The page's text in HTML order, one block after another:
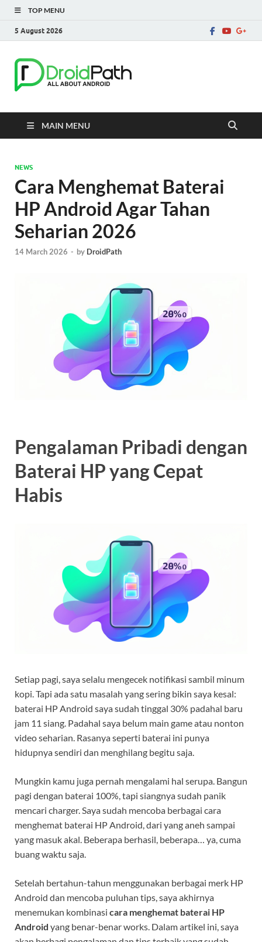
TOP MENU
5 August 2026
MAIN MENU
NEWS
Cara Menghemat Baterai
HP Android Agar Tahan
Seharian 2026
14 March 2026 - by DroidPath
Pengalaman Pribadi dengan
Baterai HP yang Cepat
Habis
Setiap pagi, saya selalu mengecek notifikasi sambil minum
kopi. Tapi ada satu masalah yang sering bikin saya kesal:
baterai HP Android saya sudah tinggal 30% padahal baru
jam 11 siang. Padahal saya belum main game atau nonton
video seharian. Rasanya seperti baterai ini punya
hidupnya sendiri dan menghilang begitu saja.
Mungkin kamu juga pernah mengalami hal serupa. Bangun
pagi dengan baterai 100%, tapi siangnya sudah panik
mencari charger. Saya sudah mencoba berbagai cara
menghemat baterai HP Android, dari yang aneh sampai
yang masuk akal. Beberapa berhasil, beberapa… ya, cuma
buang waktu saja.
Setelah bertahun-tahun menggunakan berbagai merk HP
Android dan mencoba puluhan tips, saya akhirnya
menemukan kombinasi cara menghemat baterai HP
Android yang benar-benar works. Dalam artikel ini, saya